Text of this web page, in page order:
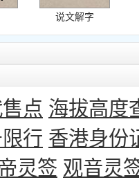
说文解字
点 海拔高度
行 香港身份
灵签 观音灵